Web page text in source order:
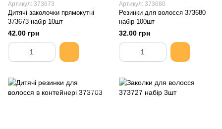
Артикул: 373673
Дитячі заколочки прямокутні
373673 набір 10шт
42.00 грн
Артикул: 373680
Резинки для волосся 373680
набір 100шт
32.00 грн